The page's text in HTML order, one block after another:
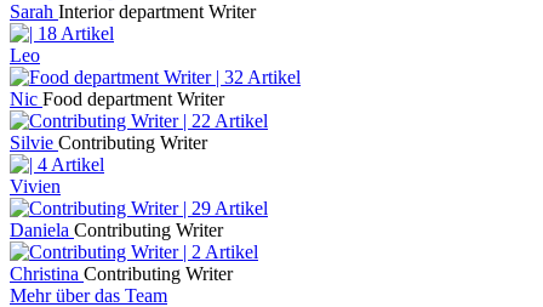
Sarah Interior department Writer
Leo
Nic Food department Writer
Silvie Contributing Writer
Vivien
Daniela Contributing Writer
Christina Contributing Writer
Mehr über das Team